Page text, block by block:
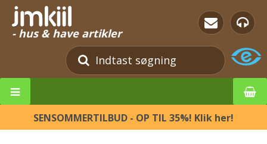
- hus & have artikler
SENSOMMERTILBUD - OP TIL 35%! Klik her!